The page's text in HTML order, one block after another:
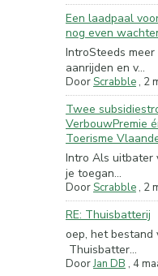
Een laadpaal
nog even
IntroSteeds
aanrijden en v...
DoorScrabble , 2
Twee
VerbouwPremie
Toerisme
Intro Als uitbater
je toegan...
DoorScrabble , 2
RE: Thuisbatterij
oep, het bestand
Thuisbatter...
DoorJan DB , 4